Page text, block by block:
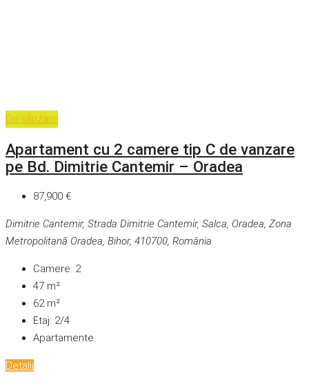
De vânzare
Apartament cu 2 camere tip C de vanzare
pe Bd. Dimitrie Cantemir – Oradea
87,900 €
Dimitrie Cantemir, Strada Dimitrie Cantemir, Salca, Oradea, Zona
Metropolitană Oradea, Bihor, 410700, România
Camere: 2
47 m²
62m²
Etaj: 2/4
Apartamente
Detalii